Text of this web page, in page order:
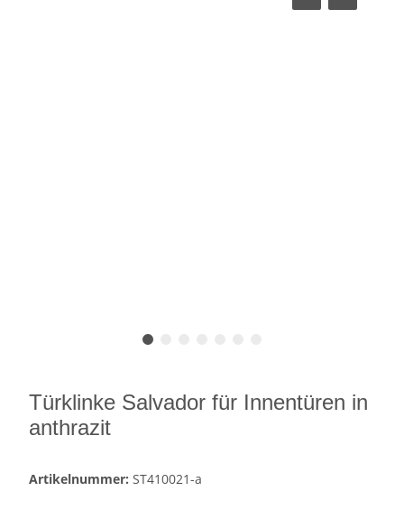
Türklinke Salvador für Innentüren in
anthrazit
Artikelnummer: ST410021-a